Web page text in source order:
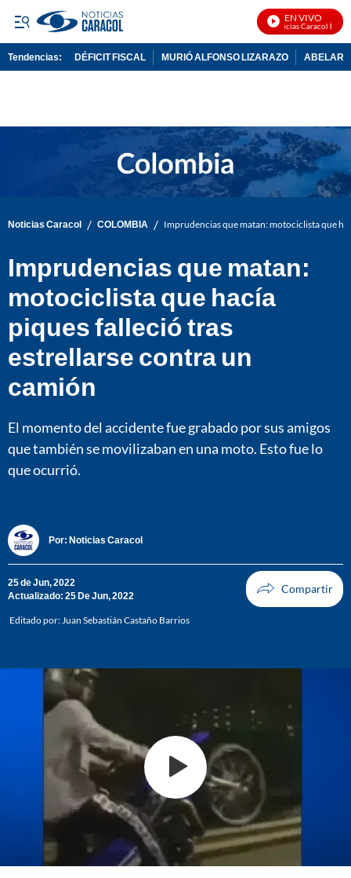
EN VIVO
Noticias Caracol En
Tendencias: DÉFICIT FISCAL MURIÓ ALFONSO LIZARAZO
Noticias Caracol / COLOMBIA / Imprudencias que matan: motociclista que
Imprudencias que matan:
motociclista que hacía
piques falleció tras
estrellarse contra un
camión
El momento del accidente fue grabado por sus amigos
que también se movilizaban en una moto. Esto fue lo
que ocurrió.
Por: Noticias Caracol
25 de Jun, 2022
Actualizado: 25 De Jun, 2022
Editado por: Juan Sebastián Castaño Barrios